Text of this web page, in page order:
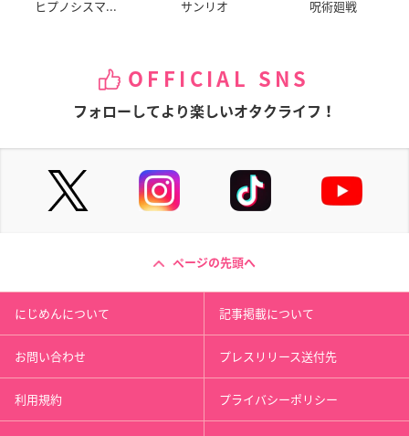
ヒプノシスマ... サンリオ 呪術廻戦
OFFICIAL SNS
フォローしてより楽しいオタクライフ！
ページの先頭へ
にじめんについて 記事掲載について
お問い合わせ プレスリリース送付先
利用規約 プライバシーポリシー